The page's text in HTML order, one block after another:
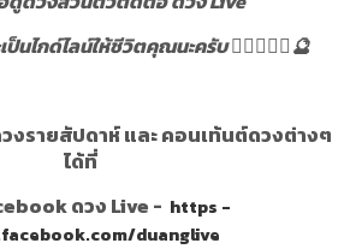
นไกด์ไลน์ให้ชีวิตคุณนะครับ 🧝‍♂️🧝‍♀️✨️🔮
งรายสัปดาห์ และ คอนเท้นต์ดวงต่างๆ
ได้ที่
ดวง Live - https -
duanglive